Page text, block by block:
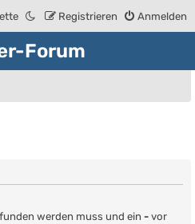
Anmelden
Registrieren
Forum
werden muss und ein - vor